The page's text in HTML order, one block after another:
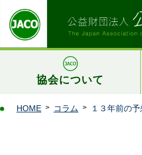
協会について
HOME コラム １３年前の